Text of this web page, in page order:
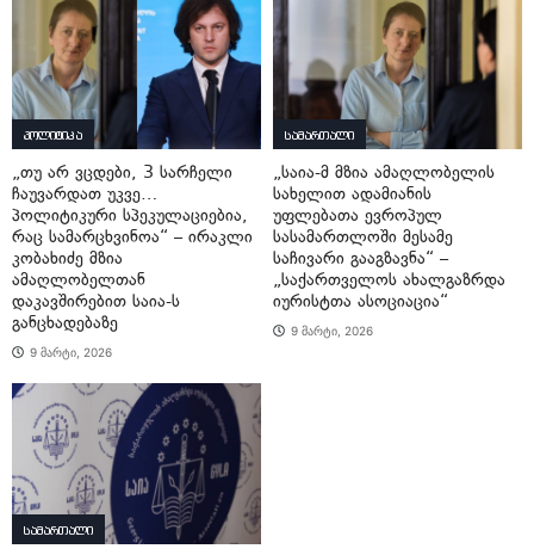
პოლიტიკა
„თუ არ ვცდები, 3 სარჩელი
ჩაუვარდათ უკვე…
პოლიტიკური სპეკულაციებია,
რაც სამარცხვინოა“ – ირაკლი
კობახიძე მზია
ამაღლობელთან
დაკავშირებით საია-ს
განცხადებაზე
9 მარტი, 2026
სამართალი
„საია-მ მზია ამაღლობელის
სახელით ადამიანის
უფლებათა ევროპულ
სასამართლოში მესამე
საჩივარი გააგზავნა“ –
„საქართველოს ახალგაზრდა
იურისტთა ასოციაცია“
9 მარტი, 2026
სამართალი